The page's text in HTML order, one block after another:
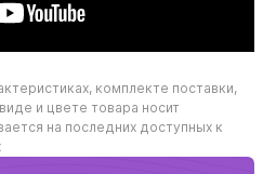
комплекте поставки,
и цвете товара носит
на последних доступных к